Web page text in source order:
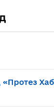
«Протез